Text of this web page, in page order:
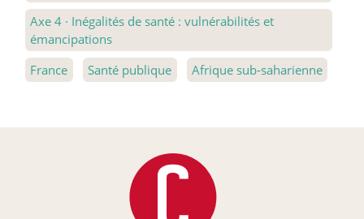
Axe 4 · Inégalités de santé : vulnérabilités et
émancipations
France
Santé publique Afrique sub-saharienne